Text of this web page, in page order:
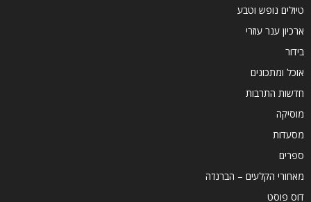
טיולים נופש וטבע
ארכיון ענר עוזרי
בידור
אוכל ומתכונים
חדשות התרבות
מוסיקה
מסעדות
ספרים
מאחורי הקלעים – הברנז'ה
דוס פוסט